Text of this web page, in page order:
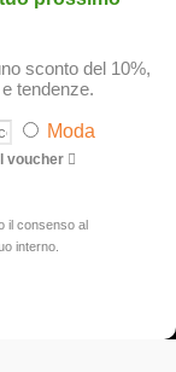
sconto del 10%,
tendenze.
Moda
voucher
il consenso al
interno.